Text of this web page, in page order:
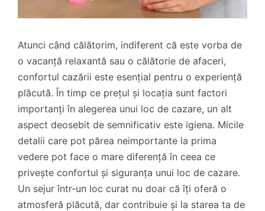
Atunci când călătorim, indiferent că este vorba de
o vacanță relaxantă sau o călătorie de afaceri,
confortul cazării este esențial pentru o experiență
plăcută. În timp ce prețul și locația sunt factori
importanți în alegerea unui loc de cazare, un alt
aspect deosebit de semnificativ este igiena. Micile
detalii care pot părea neimportante la prima
vedere pot face o mare diferență în ceea ce
privește confortul și siguranța unui loc de cazare.
Un sejur într-un loc curat nu doar că îți oferă o
atmosferă plăcută, dar contribuie și la starea ta de